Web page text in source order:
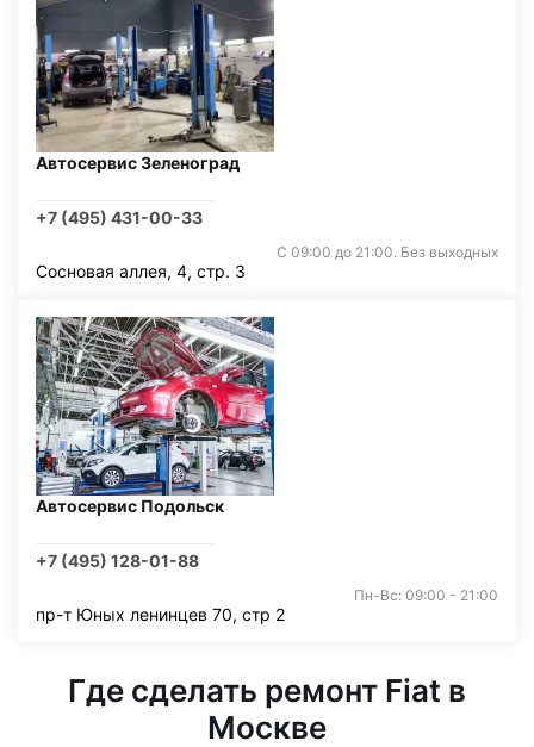
Автосервис Зеленоград
+7 (495) 431-00-33
С 09:00 до 21:00. Без выходных
Сосновая аллея, 4, стр. 3
Автосервис Подольск
+7 (495) 128-01-88
Пн-Вс: 09:00 - 21:00
пр-т Юных ленинцев 70, стр 2
Где сделать ремонт Fiat в
Москве